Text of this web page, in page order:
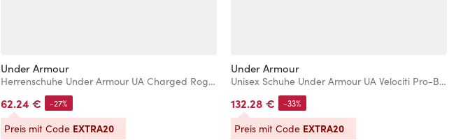
Under Armour
Herrenschuhe Under Armour UA Charged Rogue 5
62.24 € -27%
Preis mit Code EXTRA20
Under Armour
Unisex Schuhe Under Armour UA Velociti Pro-BLK
132.28 € -33%
Preis mit Code EXTRA20